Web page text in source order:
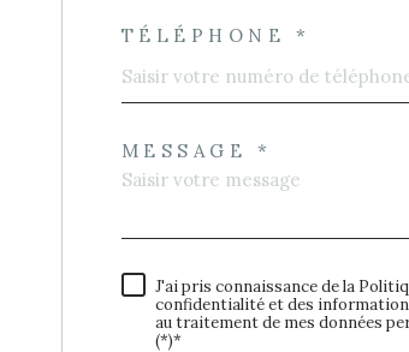
TÉLÉPHONE *
MESSAGE *
J'ai pris connaissance de la
confidentialité et des
au traitement de mes données
(*)*